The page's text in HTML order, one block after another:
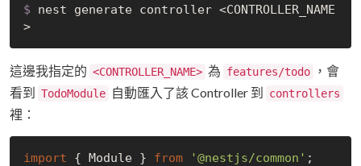
$ nest generate controller <CONTROLLER_NAME
>
這邊我指定的 <CONTROLLER_NAME> 為 features/todo
，會
看到 TodoModule 自動匯入了該 Controller 到 controllers
裡：
import { Module } from '@nestjs/common'